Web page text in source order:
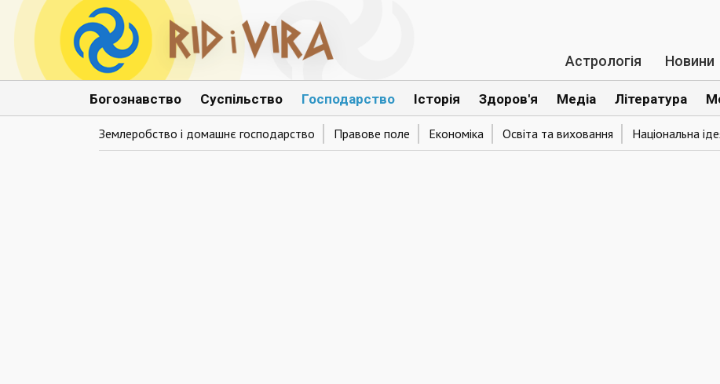
Астрологія Новини
Богознавство Суспільство Господарство
Землеробство і домашнє господарство Правове поле Економіка Освіта та виховання Національна
Історія Здоров'я Медіа Література